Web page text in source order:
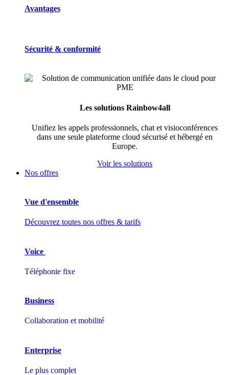
Avantages
Sécurité & conformité
Les solutions Rainbow4all
Unifiez les appels professionnels, chat et visioconférences
dans une seule plateforme cloud sécurisé et hébergé en
Europe.
Voir les solutions
Nos offres
Vue d'ensemble
Découvrez toutes nos offres & tarifs
Voice
Téléphonie fixe
Business
Collaboration et mobilité
Enterprise
Le plus complet